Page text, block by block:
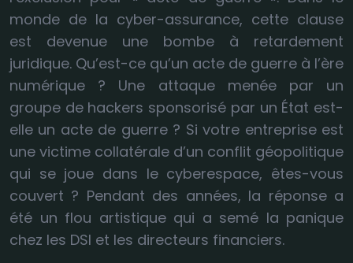
monde de la cyber-assurance, cette clause
est devenue une bombe à retardement
juridique. Qu’est-ce qu’un acte de guerre à l’ère
numérique ? Une attaque menée par un
groupe de hackers sponsorisé par un État est-
elle un acte de guerre ? Si votre entreprise est
une victime collatérale d’un conflit géopolitique
qui se joue dans le cyberespace, êtes-vous
couvert ? Pendant des années, la réponse a
été un flou artistique qui a semé la panique
chez les DSI et les directeurs financiers.